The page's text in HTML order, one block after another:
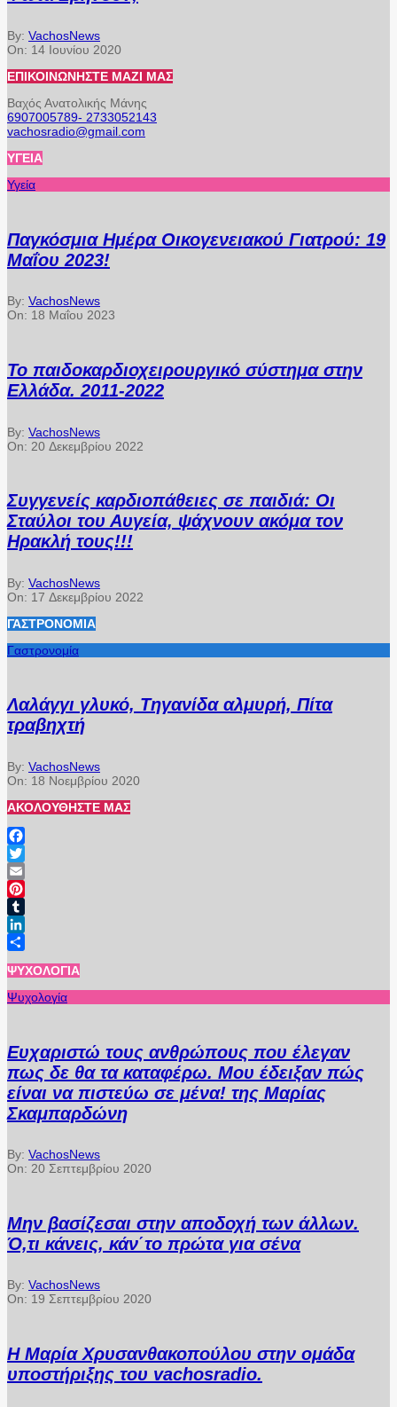
By: VachosNews
On: 14 Ιουνίου 2020
ΕΠΙΚΟΙΝΩΝΉΣΤΕ ΜΑΖΊ ΜΑΣ
Βαχός Ανατολικής Μάνης
6907005789- 2733052143
vachosradio@gmail.com
ΥΓΕΊΑ
Υγεία
Παγκόσμια Ημέρα Οικογενειακού Γιατρού: 19
Μαΐου 2023!
By: VachosNews
On: 18 Μαΐου 2023
Το παιδοκαρδιοχειρουργικό σύστημα στην
Ελλάδα. 2011-2022
By: VachosNews
On: 20 Δεκεμβρίου 2022
Συγγενείς καρδιοπάθειες σε παιδιά: Οι
Σταύλοι του Αυγεία, ψάχνουν ακόμα τον
Ηρακλή τους!!!
By: VachosNews
On: 17 Δεκεμβρίου 2022
ΓΑΣΤΡΟΝΟΜΊΑ
Γαστρονομία
Λαλάγγι γλυκό, Τηγανίδα αλμυρή, Πίτα
τραβηχτή
By: VachosNews
On: 18 Νοεμβρίου 2020
ΑΚΟΛΟΥΘΉΣΤΕ ΜΑΣ
Facebook
Twitter
Email
Pinterest
Tumblr
LinkedIn
ΨΥΧΟΛΟΓΊΑ
Ψυχολογία
Ευχαριστώ τους ανθρώπους που έλεγαν
πως δε θα τα καταφέρω. Μου έδειξαν πώς
είναι να πιστεύω σε μένα! της Μαρίας
Σκαμπαρδώνη
By: VachosNews
On: 20 Σεπτεμβρίου 2020
Μην βασίζεσαι στην αποδοχή των άλλων.
Ό,τι κάνεις, κάν΄το πρώτα για σένα
By: VachosNews
On: 19 Σεπτεμβρίου 2020
Η Μαρία Χρυσανθακοπούλου στην ομάδα
υποστήριξης του vachosradio.